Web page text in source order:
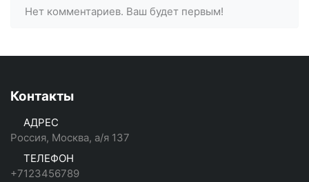
Нет комментариев. Ваш будет первым!
Контакты
АДРЕС
Россия, Москва, а/я 137
ТЕЛЕФОН
+7123456789